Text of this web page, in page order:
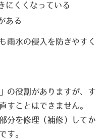
にくくなっている
ある
雨水の侵入を防ぎやすく
の役割がありますが、 す
すことはできません。
分を修理（補修）してか
す。